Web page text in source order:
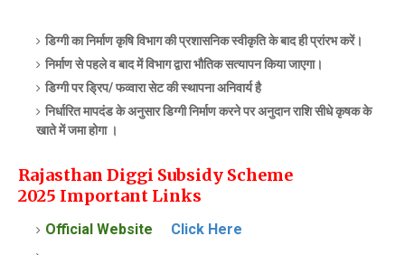
डिग्गी का निर्माण कृषि विभाग की प्रशासनिक स्वीकृति के बाद ही प्रांरभ करें।
निर्माण से पहले व बाद में विभाग द्वारा भौतिक सत्यापन किया जाएगा।
डिग्गी पर ड्रिप/ फव्वारा सेट की स्थापना अनिवार्य है
निर्धारित मापदंड के अनुसार डिग्गी निर्माण करने पर अनुदान राशि सीधे कृषक के
खाते में जमा होगा ।
Rajasthan Diggi Subsidy Scheme
2025 Important Links
Official Website Click Here